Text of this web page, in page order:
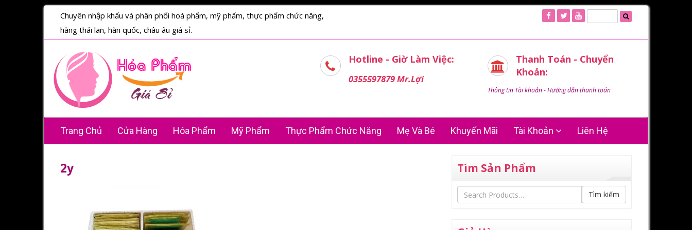
Chuyên nhập khẩu và phân phối hoá phẩm, mỹ phẩm, thực phẩm chức năng,
hàng thái lan, hàn quốc, châu âu giá sỉ.
Hotline - Giờ Làm Việc:
0355597879 Mr.Lợi
Thanh Toán - Chuyển
Khoản:
Thông tin Tài khoản - Hướng dẫn thanh toán
Trang Chủ Cửa Hàng Hóa Phẩm Mỹ Phẩm Thực Phẩm Chức Năng Mẹ Và Bé Khuyến Mãi Tài Khoản Liên Hệ
2y Tìm Sản Phẩm
Tìm kiếm